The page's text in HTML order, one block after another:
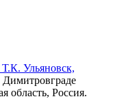
Ульяновск,
область, Россия.